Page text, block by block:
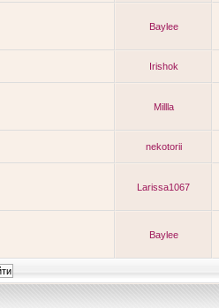
Baylee
Irishok
Millla
nekotorii
Larissa1067
Baylee